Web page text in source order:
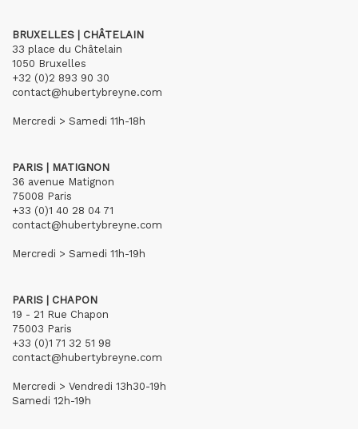
BRUXELLES | CHÂTELAIN
33 place du Châtelain
1050 Bruxelles
+32 (0)2 893 90 30
contact@hubertybreyne.com
Mercredi > Samedi 11h-18h
PARIS | MATIGNON
36 avenue Matignon
75008 Paris
+33 (0)1 40 28 04 71
contact@hubertybreyne.com
Mercredi > Samedi 11h-19h
PARIS | CHAPON
19 - 21 Rue Chapon
75003 Paris
+33 (0)1 71 32 51 98
contact@hubertybreyne.com
Mercredi > Vendredi 13h30-19h
Samedi 12h-19h